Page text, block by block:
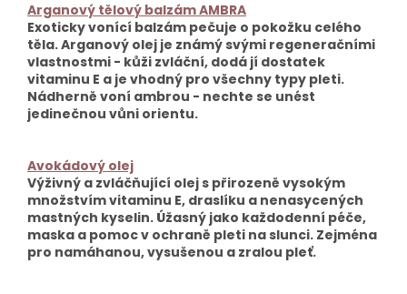
Arganový tělový balzám AMBRA
Exoticky vonící balzám pečuje o pokožku celého
těla. Arganový olej je známý svými regeneračními
vlastnostmi - kůži zvláční, dodá jí dostatek
vitaminu E a je vhodný pro všechny typy pleti.
Nádherně voní ambrou - nechte se unést
jedinečnou vůni orientu.
Avokádový olej
Výživný a zvláčňující olej s přirozeně vysokým
množstvím vitaminu E, draslíku a nenasycených
mastných kyselin. Úžasný jako každodenní péče,
maska a pomoc v ochraně pleti na slunci. Zejména
pro namáhanou, vysušenou a zralou pleť.